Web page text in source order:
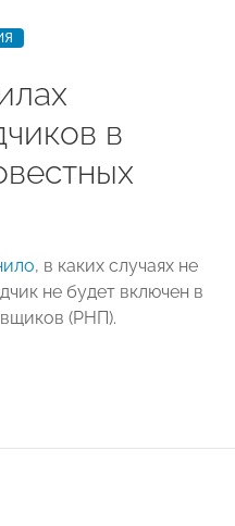
в
, в каких случаях не
не будет включен в
(РНП).